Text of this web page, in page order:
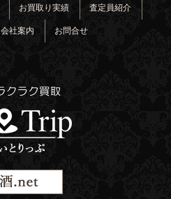
お買取り実績 査定員紹介
会社案内 お問合せ